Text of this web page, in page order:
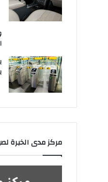
مركز مدى الخبرة